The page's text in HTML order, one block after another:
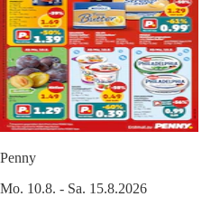
Penny
Mo. 10.8. - Sa. 15.8.2026